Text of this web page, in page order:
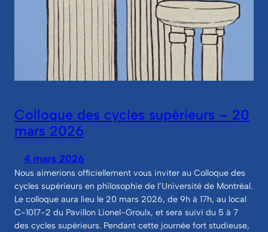
Colloque des cycles supérieurs – 20
mars 2026
4 mars 2026
Nous aimerions officiellement vous inviter au Colloque des
cycles supérieurs en philosophie de l’Université de Montréal.
Le colloque aura lieu le 20 mars 2026, de 9h à 17h, au local
C-1017-2 du Pavillon Lionel-Groulx, et sera suivi du 5 à 7
des cycles supérieurs. Pendant cette journée fort studieuse,